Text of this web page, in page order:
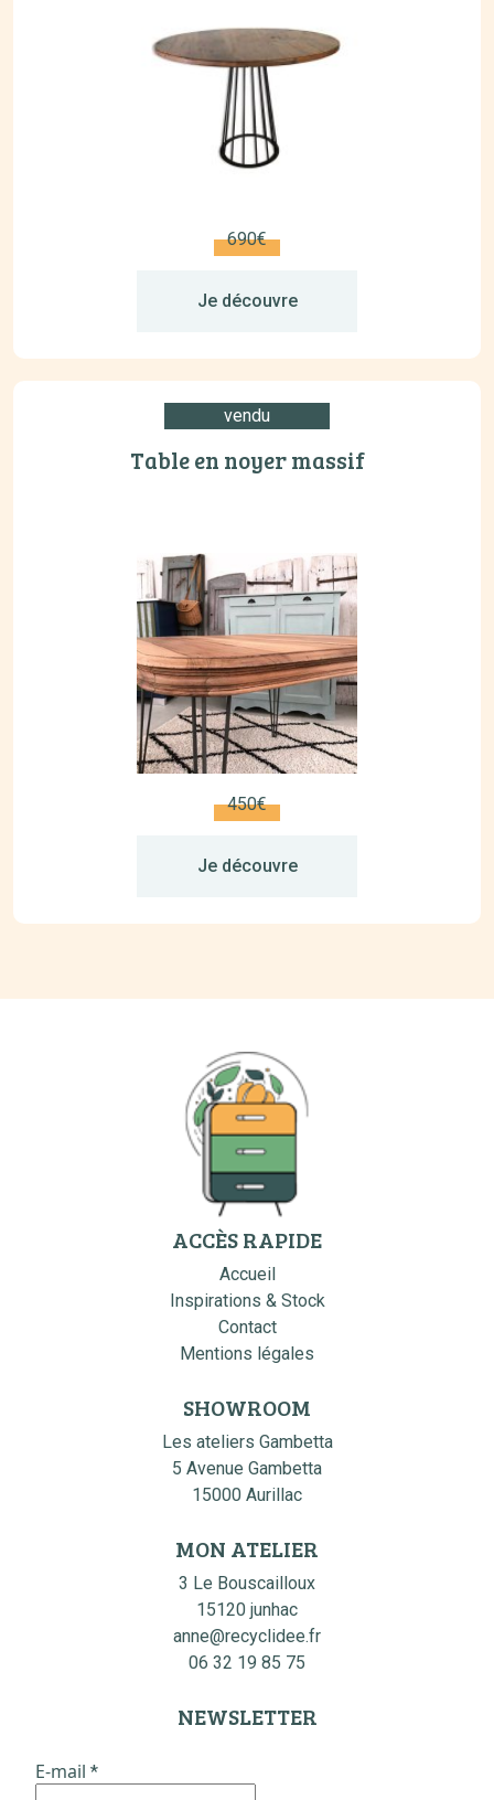
690€
Je découvre
vendu
Table en noyer massif
450€
Je découvre
ACCÈS RAPIDE
Accueil
Inspirations & Stock
Contact
Mentions légales
SHOWROOM
Les ateliers Gambetta
5 Avenue Gambetta
15000 Aurillac
MON ATELIER
3 Le Bouscailloux
15120 junhac
anne@recyclidee.fr
06 32 19 85 75
NEWSLETTER
E-mail *